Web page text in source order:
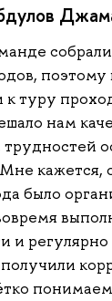
поэтому
к туру
нам
кажется,
было
и регулярно